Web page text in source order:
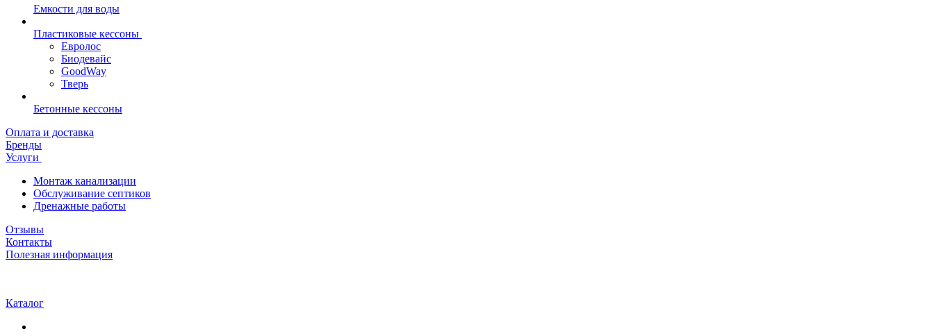
Емкости для воды
Пластиковые кессоны
Евролос
Биодевайс
GoodWay
Тверь
Бетонные кессоны
Оплата и доставка
Бренды
Услуги
Монтаж канализации
Обслуживание септиков
Дренажные работы
Отзывы
Контакты
Полезная информация
Каталог